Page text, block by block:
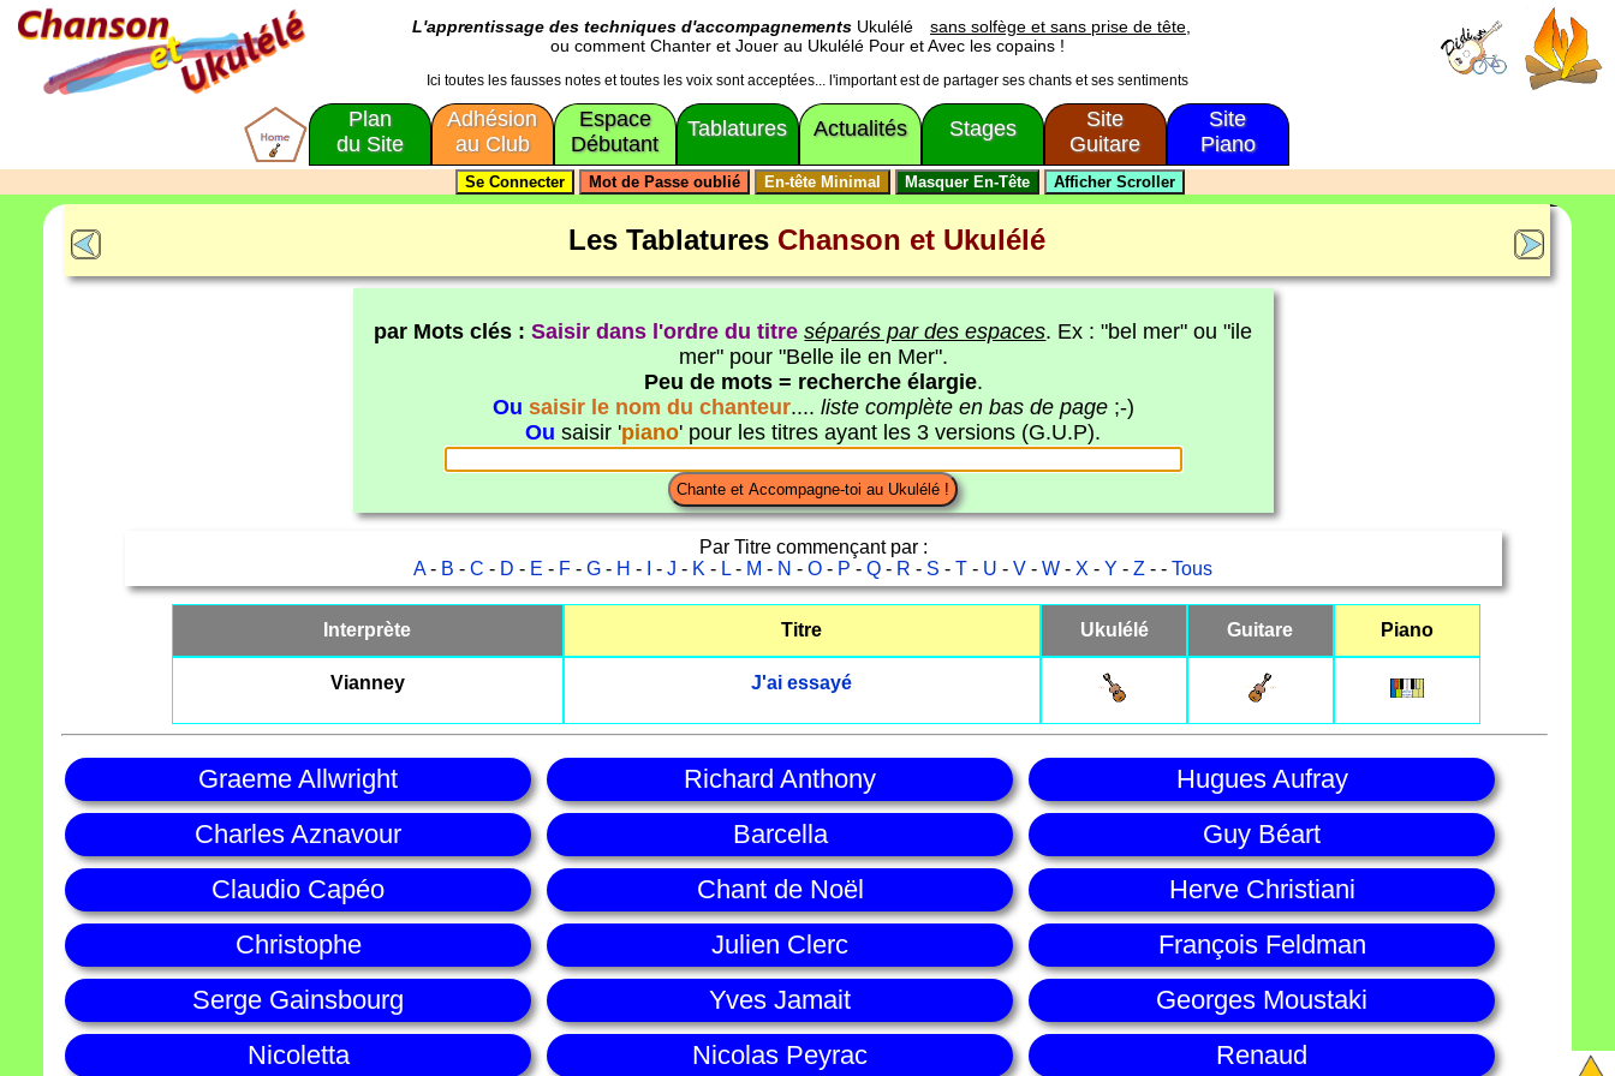
L'apprentissage des techniques d'accompagnements Ukulélé
sans solfège et sans prise de tête,
ou comment Chanter et Jouer au Ukulélé Pour et Avec les copains !
Ici toutes les fausses notes et toutes les voix sont acceptées... l'important est de partager ses chants et ses sentiments
Plan
du Site
Adhésion
au Club
Espace
Débutant
Tablatures Actualités Stages
Site
Guitare
Site
Piano
Les Tablatures Chanson et Ukulélé
par Mots clés :Saisir dans l'ordre du titre séparés par des espaces. Ex : "bel mer" ou "ile
mer" pour "Belle ile en Mer".
Peu de mots = recherche élargie.
Ou saisir le nom du chanteur.... liste complète en bas de page;-)
Ou saisir 'piano' pour les titres ayant les 3 versions (G.U.P).
Par Titre commençant par :
A- B -C - D - E - F -G - H - -J - K - L - M - N -O - P -Q - R - S -T - U -V -W - X -Y -Z - -Tous
Interprète Titre Ukulélé Guitare Piano
Vianney J'ai essayé
Graeme Allwright Richard Anthony
Hugues Aufray
Charles Aznavour
Barcella
Guy Béart
Claudio Capéo
Chant de Noël
Herve Christiani
Christophe
Julien Clerc
François Feldman
Serge Gainsbourg
Yves Jamait
Georges Moustaki
Nicoletta
Nicolas Peyrac Renaud